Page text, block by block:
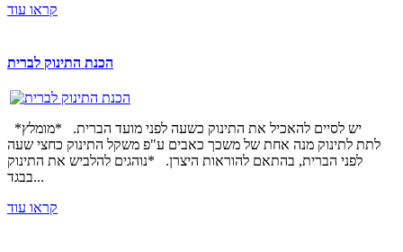
קראו עוד
הכנת התינוק לברית
*יש לסיים להאכיל את התינוק כשעה לפני מועד הברית. *מומלץ
לתת לתינוק מנה אחת של משכך כאבים ע"פ משקל התינוק כחצי שעה
לפני הברית, בהתאם להוראות היצרן. *נוהגים להלביש את התינוק
בבגד...
קראו עוד